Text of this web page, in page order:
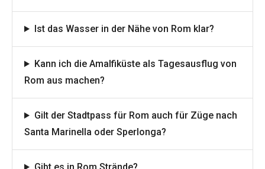
Ist das Wasser in der Nähe von Rom klar?
Kann ich die Amalfiküste als Tagesausflug von
Rom aus machen?
Gilt der Stadtpass für Rom auch für Züge nach
Santa Marinella oder Sperlonga?